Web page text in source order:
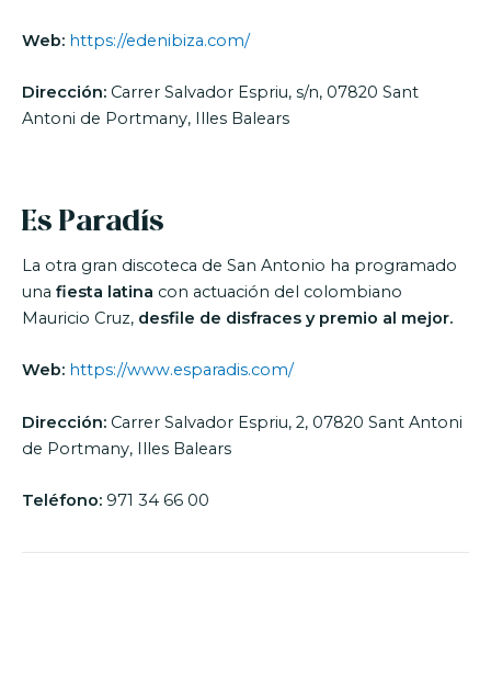
Web: https://edenibiza.com/
Dirección: Carrer Salvador Espriu, s/n, 07820 Sant
Antoni de Portmany, Illes Balears
Es Paradís
La otra gran discoteca de San Antonio ha programado
una fiesta latina con actuación del colombiano
Mauricio Cruz, desfile de disfraces y premio al mejor.
Web: https://www.esparadis.com/
Dirección: Carrer Salvador Espriu, 2, 07820 Sant Antoni
de Portmany, Illes Balears
Teléfono: 971 34 66 00